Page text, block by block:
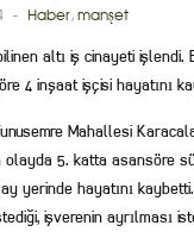
- Haber, manşet
altı iş cinayeti
4 inşaat işçisi hayatını
Mahallesi
5. katta asansöre
yerinde hayatını
işverenin ayrılması